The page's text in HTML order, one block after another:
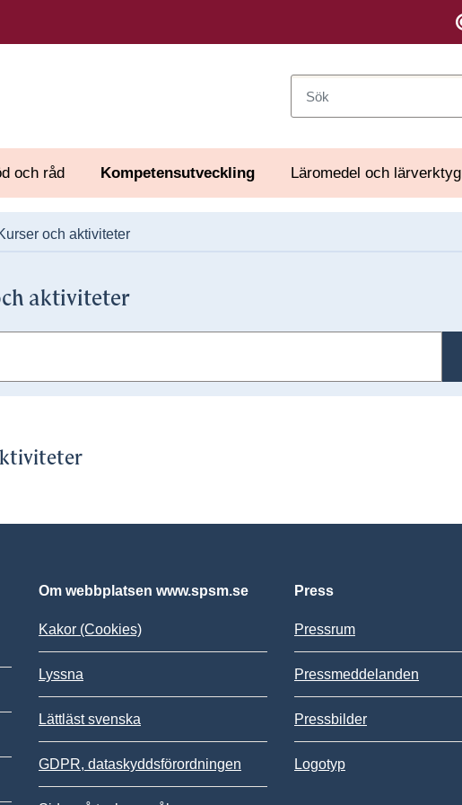
och råd Kompetensutveckling Läromedel och lärverktyg
och aktiviteter
aktiviteter
Om webbplatsen www.spsm.se
Kakor (Cookies)
Lyssna
Lättläst svenska
GDPR, dataskyddsförordningen
Press
Pressrum
Pressmeddelanden
Pressbilder
Logotyp